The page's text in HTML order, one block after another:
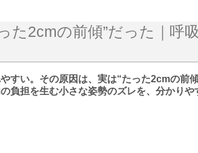
た2cmの前傾”だった｜呼
すい。その原因は、実は“たった2cmの前
負担を生む小さな姿勢のズレを、分かりや